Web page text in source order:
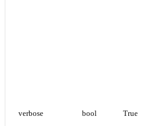
verbose bool True